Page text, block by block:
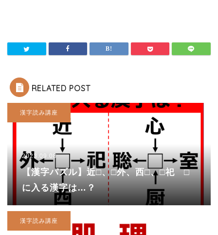
RELATED POST
漢字読み講座
2023.09.08
【漢字パズル】近□、□外、西□、□祀 □
に入る漢字は…？
漢字読み講座